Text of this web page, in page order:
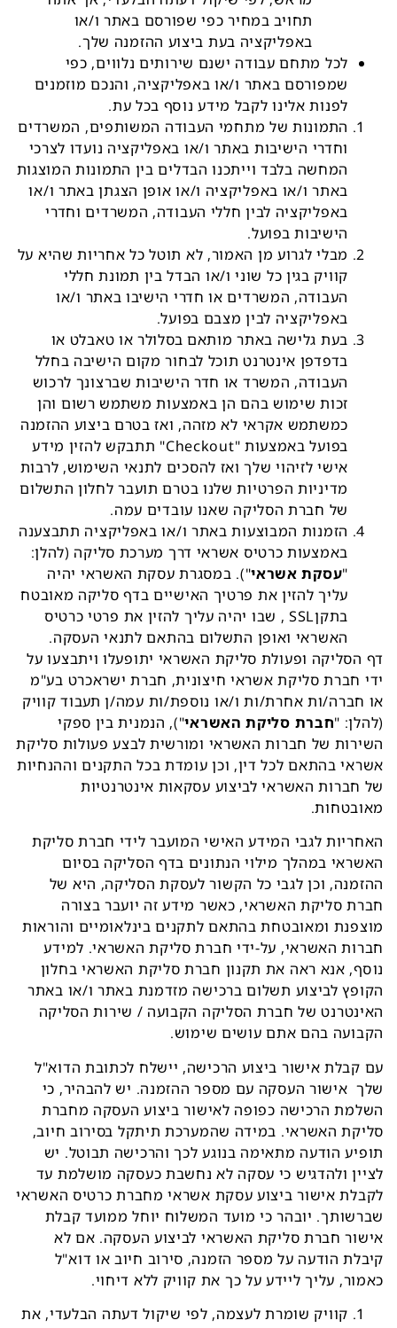
תחויב במחיר כפי שפורסם באתר ו/או
באפליקציה בעת ביצוע ההזמנה שלך.
לכל מתחם עבודה ישנם שירותים נלווים, כפי
שמפורסם באתר ו/או באפליקציה, והנכם מוזמנים
לפנות אלינו לקבל מידע נוסף בכל עת.
התמונות של מתחמי העבודה המשותפים, המשרדים
וחדרי הישיבות באתר ו/או באפליקציה נועדו לצרכי
המחשה בלבד וייתכנו הבדלים בין התמונות המוצגות
באתר ו/או באפליקציה ו/או אופן הצגתן באתר ו/או
באפליקציה לבין חללי העבודה, המשרדים וחדרי
הישיבות בפועל.
מבלי לגרוע מן האמור, לא תוטל כל אחריות שהיא על
קוויק בגין כל שוני ו/או הבדל בין תמונת חללי
העבודה, המשרדים או חדרי הישיבו באתר ו/או
באפליקציה לבין מצבם בפועל.
בעת גלישה באתר מותאם בסלולר או טאבלט או
בדפדפן אינטרנט תוכל לבחור מקום הישיבה בחלל
העבודה, המשרד או חדר הישיבות שברצונך לרכוש
זכות שימוש בהם הן באמצעות משתמש רשום והן
כמשתמש אקראי לא מזהה, ואז בטרם ביצוע ההזמנה
בפועל באמצעות "Checkout" תתבקש להזין מידע
אישי לזיהוי שלך ואז להסכים לתנאי השימוש, לרבות
מדיניות הפרטיות שלנו בטרם תועבר לחלון התשלום
של חברת הסליקה שאנו עובדים עמה.
הזמנות המבוצעות באתר ו/או באפליקציה תתבצענה
באמצעות כרטיס אשראי דרך מערכת סליקה (להלן:
"עסקת אשראי"). במסגרת עסקת האשראי יהיה
עליך להזין את פרטיך האישיים בדףסליקה מאובטח
בתקןSSL
, שבו יהיה עליך להזין את פרטי כרטיס
האשראי ואופן התשלום בהתאם לתנאי העסקה.
דף הסליקה ופעולת סליקת האשראי יתופעלו ויתבצעו על
ידי חברת סליקת אשראי חיצונית, חברת ישראכרט בע"מ
או חברה/ות אחרת/ות ו/או נוספת/ות עמה/ן תעבוד קוויק
(להלן: "חברת סליקת האשראי"), הנמנית בין ספקי
השירות של חברות האשראי ומורשית לבצע פעולות סליקת
אשראי בהתאם לכל דין, וכן עומדת בכל התקנים וההנחיות
של חברות האשראי לביצוע עסקאות אינטרנטיות
מאובטחות.
האחריות לגבי המידע האישי המועבר לידי חברת סליקת
האשראי במהלך מילוי הנתונים בדף הסליקה בסיום
ההזמנה, וכן לגבי כל הקשור לעסקת הסליקה, היא של
חברת סליקת האשראי, כאשר מידע זה יועבר בצורה
מוצפנת ומאובטחת בהתאם לתקנים בינלאומיים והוראות
חברות האשראי, על-ידי חברת סליקת האשראי. למידע
נוסף, אנא ראה אתתקנון חברת סליקת האשראי בחלון
הקופץ לביצוע תשלום ברכישה מזדמנת באתר ו/או באתר
האינטרנט של חברת הסליקה הקבועה / שירות הסליקה
הקבועה בהם אתם עושים שימוש.
עם קבלת אישור ביצוע הרכישה, יישלח לכתובת הדוא"ל
שלך אישור העסקה עם מספר ההזמנה. יש להבהיר, כי
השלמת הרכישה כפופה לאישור ביצוע העסקה מחברת
סליקת האשראי. במידה שהמערכת תיתקל בסירוב חיוב,
תופיע הודעה מתאימה בנוגע לכך והרכישה תבוטל. יש
לציין ולהדגיש כי עסקה לא נחשבת כעסקה מושלמת עד
לקבלת אישור ביצוע עסקת אשראי מחברת כרטיס האשראי
שברשותך. יובהר כי מועד המשלוח יוחל ממועד קבלת
אישור חברת סליקת האשראי לביצוע העסקה. אם לא
קיבלת הודעה על מספר הזמנה, סירוב חיוב או דוא"ל
כאמור, עליך ליידע על כך את קוויק ללא דיחוי.
קוויק שומרת לעצמה, לפי שיקול דעתה הבלעדי, את